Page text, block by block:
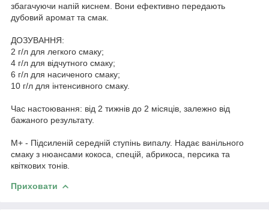
збагачуючи напій киснем. Вони ефективно передають
дубовий аромат та смак.
ДОЗУВАННЯ:
2 г/л для легкого смаку;
4 г/л для відчутного смаку;
6 г/л для насиченого смаку;
10 г/л для інтенсивного смаку.
Час настоювання: від 2 тижнів до 2 місяців, залежно від
бажаного результату.
М+ - Підсиленій середній ступінь випалу. Надає ванільного
смаку з нюансами кокоса, спецій, абрикоса, персика та
квіткових тонів.
Приховати